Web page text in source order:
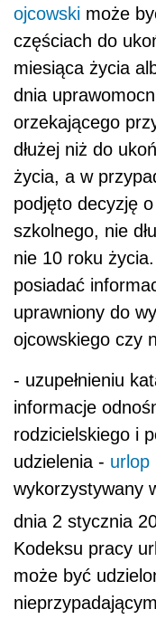
ojcowski może
częściach do
miesiąca życia
dnia
orzekającego
dłużej niż do
życia, a w
podjęto decyzję
szkolnego, nie
nie 10 roku
posiadać
uprawniony do
ojcowskiego czy
- uzupełnieniu
informacje
rodzicielskiego i
udzielenia - urlop
wykorzystywany
dnia 2 stycznia
Kodeksu pracy
może być